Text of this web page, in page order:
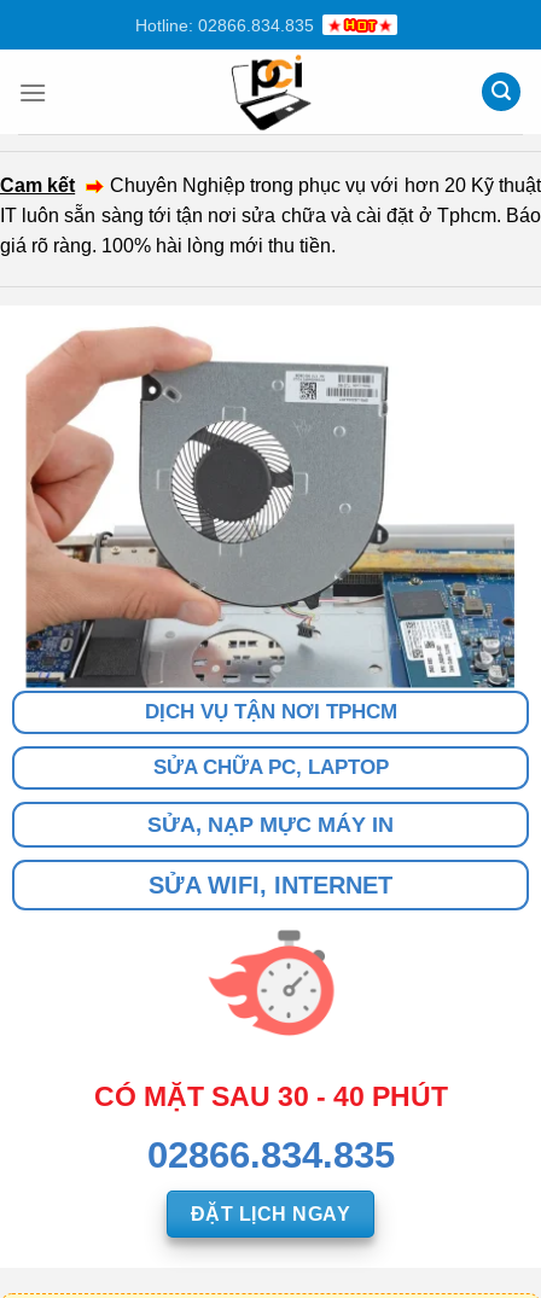
dung
Hotline: 02866.834.835
Cam kết
Chuyên Nghiệp trong phục vụ với hơn 20 Kỹ thuật
IT luôn sẵn sàng tới tận nơi sửa chữa và cài đặt ở Tphcm. Báo
giá rõ ràng. 100% hài lòng mới thu tiền.
DỊCH VỤ TẬN NƠI TPHCM
SỬA CHỮA PC, LAPTOP
SỬA, NẠP MỰC MÁY IN
SỬA WIFI, INTERNET
CÓ MẶT SAU 30 - 40 PHÚT
02866.834.835
ĐẶT LỊCH NGAY